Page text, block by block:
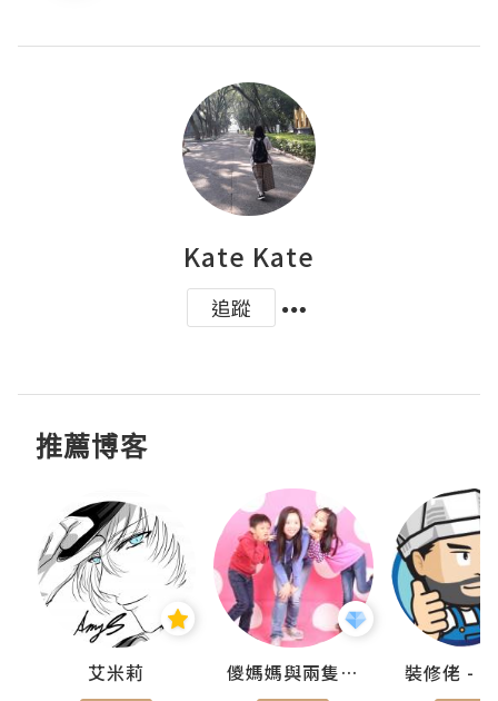
Kate Kate
追蹤
推薦博客
艾米莉 儍媽媽與兩隻小魔怪之家